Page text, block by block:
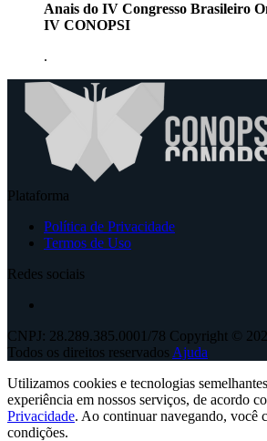
Anais do IV Congresso Brasileiro
IV CONOPSI
.
Plataforma
Política de Privacidade
Termos de Uso
Redes sociais
CNPJ: 28.289.385.0001/78 Copyright ©
Todos os direitos reservados Ajuda
Utilizamos cookies e tecnologias
experiência em nossos serviços, de acordo
Privacidade. Ao continuar navegando, você
condições.